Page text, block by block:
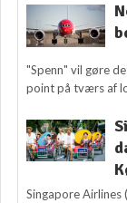
"Spenn" vil gøre
point på tværs af
Singapore Airlines